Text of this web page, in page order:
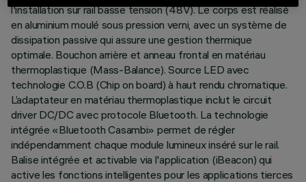
l'installation sur rail basse tension (48V). Le corps est réalisé
en aluminium moulé sous pression verni, avec un système de
dissipation passive qui assure une gestion thermique
optimale. Bouchon arrière et anneau frontal en matériau
thermoplastique (Mass-Balance). Source LED avec
technologie C.O.B (Chip on board) à haut rendu chromatique.
L’adaptateur en matériau thermoplastique inclut le circuit
driver DC/DC avec protocole Bluetooth. La technologie
intégrée «Bluetooth Casambi» permet de régler
indépendamment chaque module lumineux inséré sur le rail.
Balise intégrée et activable via l'application (iBeacon) qui
active les fonctions intelligentes pour les applications tierces